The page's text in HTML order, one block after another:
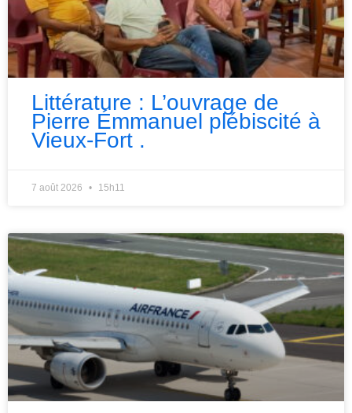
Littérature : L’ouvrage de
Pierre Émmanuel plébiscité à
Vieux-Fort .
7 août 2026 15h11